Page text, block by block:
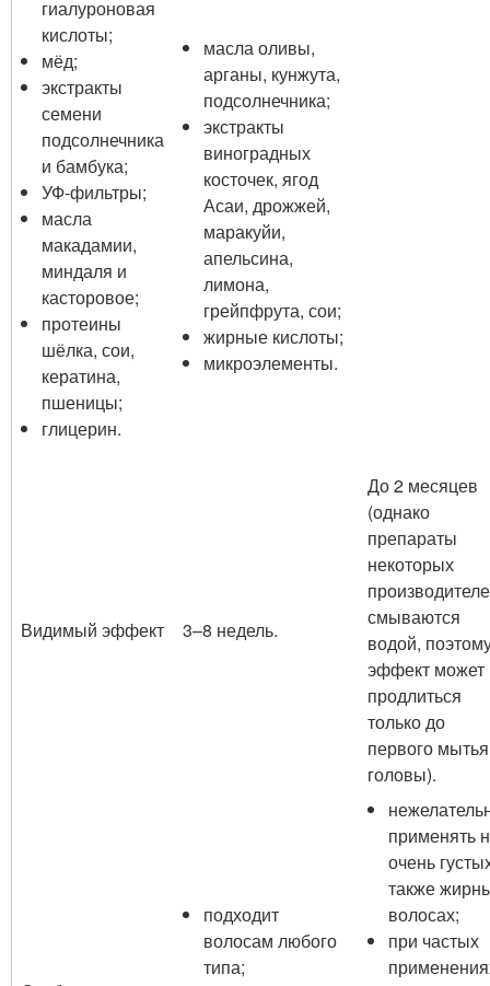
гиалуроновая
кислоты;
мёд;
экстракты
семени
подсолнечника
и бамбука;
УФ-фильтры;
масла
макадамии,
миндаля и
касторовое;
протеины
шёлка, сои,
кератина,
пшеницы;
глицерин.
масла оливы,
арганы, кунжута,
подсолнечника;
экстракты
виноградных
косточек, ягод
Асаи, дрожжей,
маракуйи,
апельсина,
лимона,
грейпфрута, сои;
жирные кислоты;
микроэлементы.
Видимый эффект 3–8 недель.
До 2 месяцев
(однако
препараты
некоторых
смываются
водой,
эффект может
продлиться
только до
первого мытья
головы).
подходит
волосам любого
типа;
применять
очень
также
волосах;
при частых